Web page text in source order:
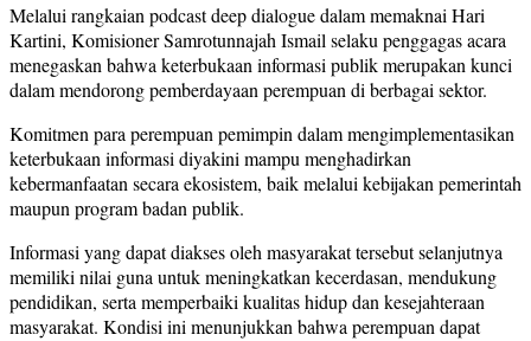
Melalui rangkaian podcast deep dialogue dalam memaknai Hari
Kartini, Komisioner Samrotunnajah Ismail selaku penggagas acara
menegaskan bahwa keterbukaan informasi publik merupakan kunci
dalam mendorong pemberdayaan perempuan di berbagai sektor.
Komitmen para perempuan pemimpin dalam mengimplementasikan
keterbukaan informasi diyakini mampu menghadirkan
kebermanfaatan secara ekosistem, baik melalui kebijakan pemerintah
maupun program badan publik.
Informasi yang dapat diakses oleh masyarakat tersebut selanjutnya
memiliki nilai guna untuk meningkatkan kecerdasan, mendukung
pendidikan, serta memperbaiki kualitas hidup dan kesejahteraan
masyarakat. Kondisi ini menunjukkan bahwa perempuan dapat